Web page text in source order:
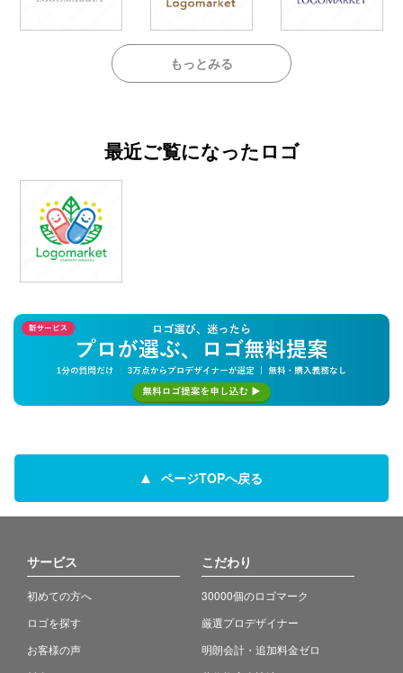
もっとみる
最近ご覧になったロゴ
ページTOPへ戻る
サービス
初めての方へ
ロゴを探す
お客様の声
こだわり
30000個のロゴマーク
厳選プロデザイナー
明朗会計・追加料金ゼロ